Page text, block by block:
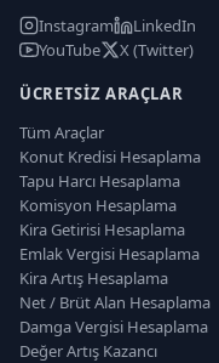
Instagram
LinkedIn
YouTube
X (Twitter)
ÜCRETSIZ ARAÇLAR
Tüm Araçlar
Konut Kredisi Hesaplama
Tapu Harcı Hesaplama
Komisyon Hesaplama
Kira Getirisi Hesaplama
Emlak Vergisi Hesaplama
Kira Artış Hesaplama
Net / Brüt Alan Hesaplama
Damga Vergisi Hesaplama
Değer Artış Kazancı